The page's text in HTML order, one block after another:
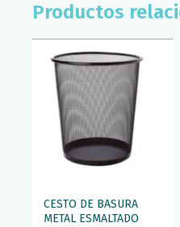
Productos
CESTO DE BASURA
METAL ESMALTADO